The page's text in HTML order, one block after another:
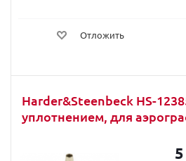
Отложить
Harder&Steenbeck HS-
уплотнением, для